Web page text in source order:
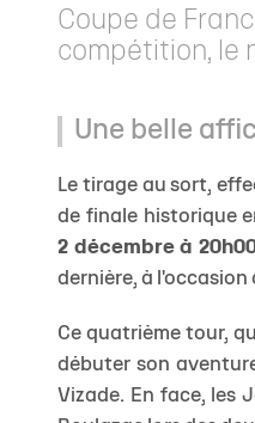
Coupe de
compétition, le
Une belle
Le tirage au sort,
de finale historique
2 décembre à
dernière, à l'occasion
Ce quatrième tour,
débuter son
Vizade. En face, les